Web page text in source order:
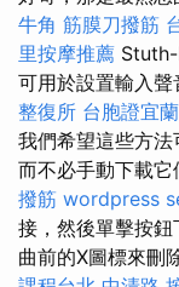
牛角 筋膜刀撥筋
里按摩推薦
可用於設置輸入聲
整復所 台胞證宜蘭
我們希望這些方法
而不必手動下載它
撥筋 wordpress
接，然後單擊按
曲前的X圖標來刪